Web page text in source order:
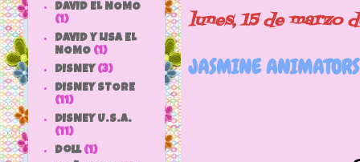
lunes, 15 de marzo
JASMINE
DAVID EL NOMO
(1)
DAVID Y LISA EL
NOMO (1)
DISNEY (3)
DISNEY STORE
(11)
DISNEY U.S.A.
(11)
doll (1)